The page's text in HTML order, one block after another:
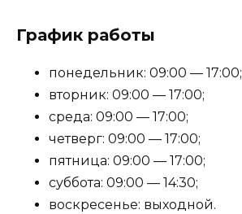
График работы
понедельник: 09:00 — 17:00;
вторник: 09:00 — 17:00;
среда: 09:00 — 17:00;
четверг: 09:00 — 17:00;
пятница: 09:00 — 17:00;
суббота: 09:00 — 14:30;
воскресенье: выходной.